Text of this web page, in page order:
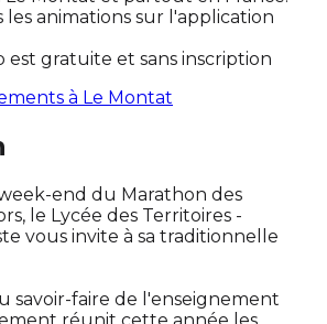
animations sur l'application
est gratuite et sans inscription
à Le Montat
end du Marathon des
le Lycée des Territoires -
vous invite à sa traditionnelle
savoir-faire de l'enseignement